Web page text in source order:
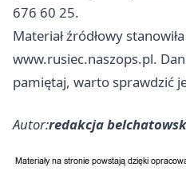
676 60 25.
Materiał źródłowy
www.rusiec.naszops.pl.
pamiętaj, warto sprawdzić
Autor:redakcja